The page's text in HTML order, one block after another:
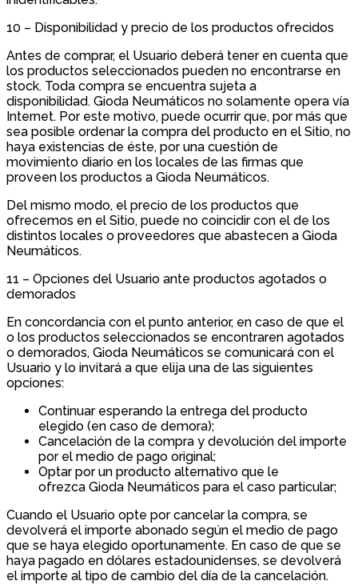
10 – Disponibilidad y precio de los productos ofrecidos
Antes de comprar, el Usuario deberá tener en cuenta que
los productos seleccionados pueden no encontrarse en
stock. Toda compra se encuentra sujeta a
disponibilidad. Gioda Neumáticos no solamente opera vía
Internet. Por este motivo, puede ocurrir que, por más que
sea posible ordenar la compra del producto en el Sitio, no
haya existencias de éste, por una cuestión de
movimiento diario en los locales de las firmas que
proveen los productos a Gioda Neumáticos.
Del mismo modo, el precio de los productos que
ofrecemos en el Sitio, puede no coincidir con el de los
distintos locales o proveedores que abastecen a Gioda
Neumáticos.
11 – Opciones del Usuario ante productos agotados o
demorados
En concordancia con el punto anterior, en caso de que el
o los productos seleccionados se encontraren agotados
o demorados, Gioda Neumáticos se comunicará con el
Usuario y lo invitará a que elija una de las siguientes
opciones:
Continuar esperando la entrega del producto
elegido (en caso de demora);
Cancelación de la compra y devolución del importe
por el medio de pago original;
Optar por un producto alternativo que le
ofrezca Gioda Neumáticos para el caso particular;
Cuando el Usuario opte por cancelar la compra, se
devolverá el importe abonado según el medio de pago
que se haya elegido oportunamente. En caso de que se
haya pagado en dólares estadounidenses, se devolverá
el importe al tipo de cambio del día de la cancelación.